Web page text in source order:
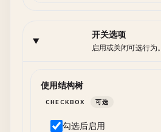
开关选项
启用或关闭可选行为。
使用结构树
CHECKBOX 可选
勾选后启用